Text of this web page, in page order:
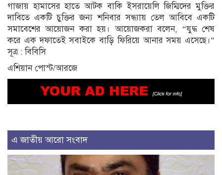
গাজায় হামাসের হাতে আটক বাকি ইসরায়েলি জিম্মিদের মুক্তির
দাবিতে একটি চুক্তির জন্য শনিবার সন্ধ্যায় তেল আবিবে একটি
সমাবেশের আয়োজন করা হয়। আয়োজকরা বলেন, “যুদ্ধ শেষ
করে এক দফাতেই সবাইকে বাড়ি ফিরিয়ে আনার সময় এসেছে।”
সূত্র : বিবিসি
এশিয়ান পোস্ট/আরজে
এ জাতীয় আরো সংবাদ